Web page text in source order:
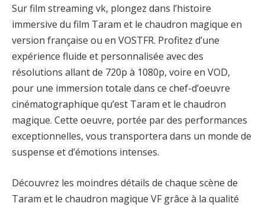
Sur film streaming vk, plongez dans l’histoire
immersive du film Taram et le chaudron magique en
version française ou en VOSTFR. Profitez d’une
expérience fluide et personnalisée avec des
résolutions allant de 720p à 1080p, voire en VOD,
pour une immersion totale dans ce chef-d’oeuvre
cinématographique qu’est Taram et le chaudron
magique. Cette oeuvre, portée par des performances
exceptionnelles, vous transportera dans un monde de
suspense et d’émotions intenses.
Découvrez les moindres détails de chaque scène de
Taram et le chaudron magique VF grâce à la qualité